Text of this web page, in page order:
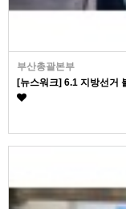
부산총괄본부
[뉴스워크] 6.1 지방선거